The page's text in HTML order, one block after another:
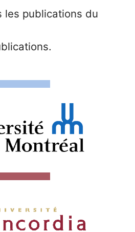
les publications du